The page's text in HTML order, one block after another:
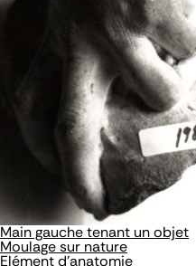
Main gauche tenant un objet
Moulage sur nature
Elément d'anatomie